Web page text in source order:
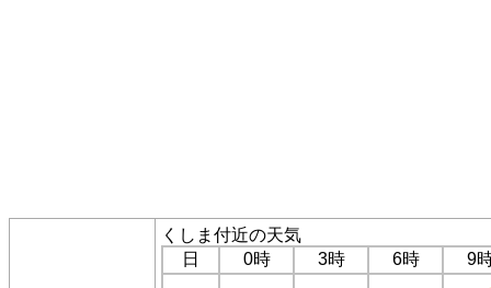
くしま付近の天気
日
0時 3時 6時 9